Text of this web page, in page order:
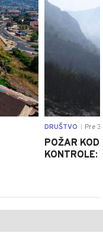
DRUŠTVO Pre
POŽAR KOD
KONTROLE: